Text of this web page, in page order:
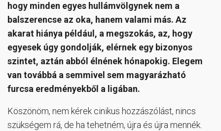
hogy minden egyes hullámvölgynek nem a
balszerencse az oka, hanem valami más. Az
akarat hiánya például, a megszokás, az, hogy
egyesek úgy gondolják, elérnek egy bizonyos
szintet, aztán abból élnének hónapokig. Elegem
van továbbá a semmivel sem magyarázható
furcsa eredményekből a ligában.
Köszönöm, nem kérek cinikus hozzászólást, nincs
szükségem rá, de ha tehetném, újra és újra mennék.